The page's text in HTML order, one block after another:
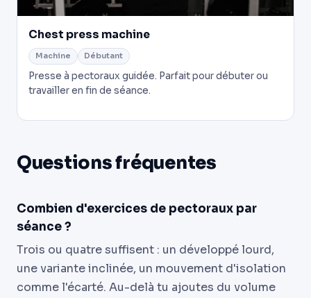
Chest press machine
Machine Débutant
Presse à pectoraux guidée. Parfait pour débuter ou
travailler en fin de séance.
Questions fréquentes
Combien d'exercices de pectoraux par
séance ?
Trois ou quatre suffisent : un développé lourd,
une variante inclinée, un mouvement d'isolation
comme l'écarté. Au-delà tu ajoutes du volume